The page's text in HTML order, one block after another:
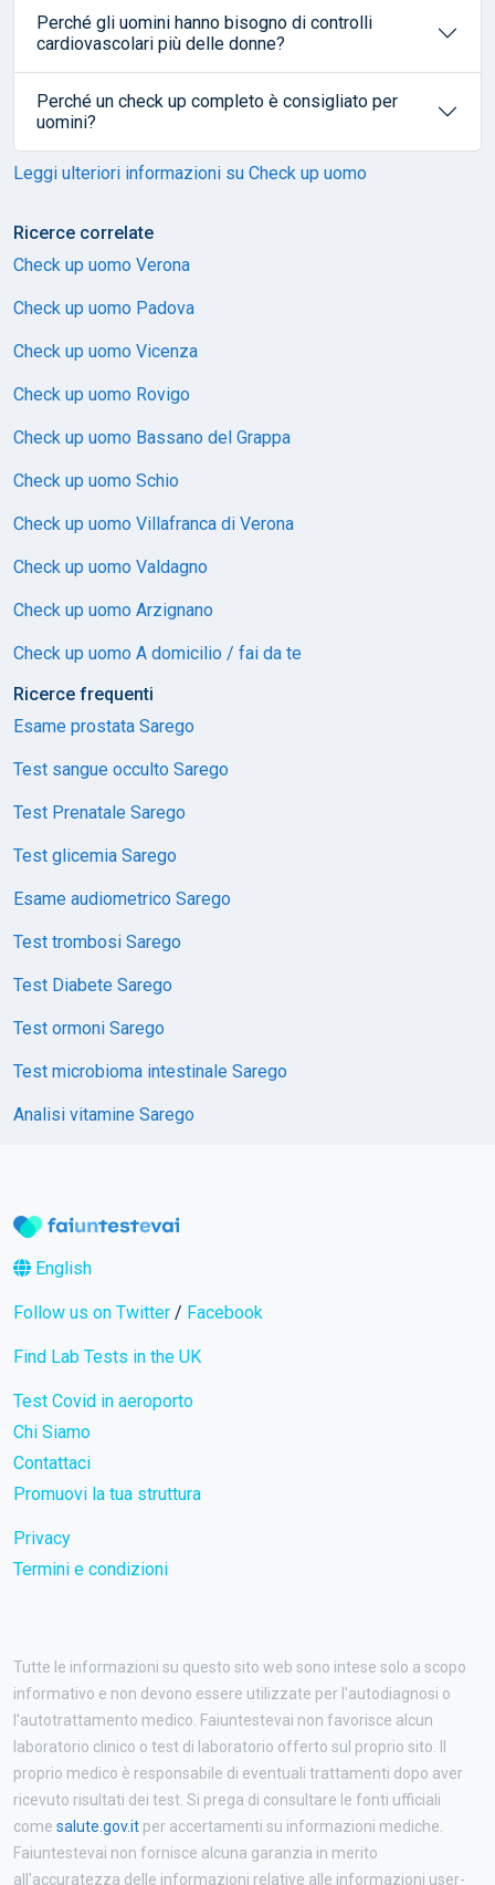
Perché gli uomini hanno bisogno di controlli
cardiovascolari più delle donne?
Perché un check up completo è consigliato per
uomini?
Leggi ulteriori informazioni su Check up uomo
Ricerce correlate
Check up uomo Verona
Check up uomo Padova
Check up uomo Vicenza
Check up uomo Rovigo
Check up uomo Bassano del Grappa
Check up uomo Schio
Check up uomo Villafranca di Verona
Check up uomo Valdagno
Check up uomo Arzignano
Check up uomo A domicilio / fai da te
Ricerce frequenti
Esame prostata Sarego
Test sangue occulto Sarego
Test Prenatale Sarego
Test glicemia Sarego
Esame audiometrico Sarego
Test trombosi Sarego
Test Diabete Sarego
Test ormoni Sarego
Test microbioma intestinale Sarego
Analisi vitamine Sarego
English
Follow us on Twitter / Facebook
Find Lab Tests in the UK
Test Covid in aeroporto
Chi Siamo
Contattaci
Promuovi la tua struttura
Privacy
Termini e condizioni
Tutte le informazioni su questo sito web sono intese solo a scopo
informativo e non devono essere utilizzate per l'autodiagnosi o
l'autotrattamento medico. Faiuntestevai non favorisce alcun
laboratorio clinico o test di laboratorio offerto sul proprio sito. Il
proprio medico è responsabile di eventuali trattamenti dopo aver
ricevuto risultati dei test. Si prega di consultare le fonti ufficiali
come salute.gov.it per accertamenti su informazioni mediche.
Faiuntestevai non fornisce alcuna garanzia in merito
all'accuratezza delle informazioni relative alle informazioni user-